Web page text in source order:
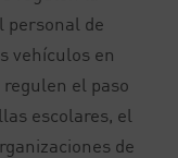
personal de
vehículos en
el paso
escolares, el
de